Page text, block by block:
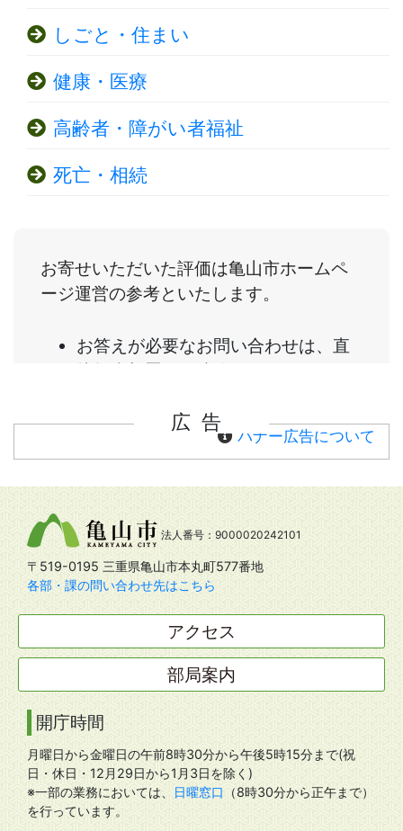
しごと・住まい
健康・医療
高齢者・障がい者福祉
死亡・相続
広告
バナー広告について
法人番号：9000020242101
〒519-0195 三重県亀山市本丸町577番地
各部・課の問い合わせ先はこちら
アクセス
部局案内
開庁時間
月曜日から金曜日の午前8時30分から午後5時15分まで(祝
日・休日・12月29日から1月3日を除く)
※一部の業務においては、
日曜窓口
（8時30分から正午まで）
を行っています。